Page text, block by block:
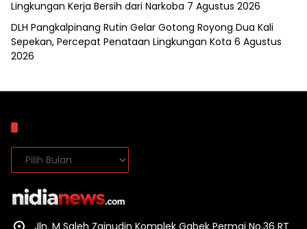
Lingkungan Kerja Bersih dari Narkoba 7 Agustus 2026
DLH Pangkalpinang Rutin Gelar Gotong Royong Dua Kali
Sepekan, Percepat Penataan Lingkungan Kota 6 Agustus
2026
Arsip
Jln. M Saleh Zainudin Komplek Gabek Permai No.36 RT